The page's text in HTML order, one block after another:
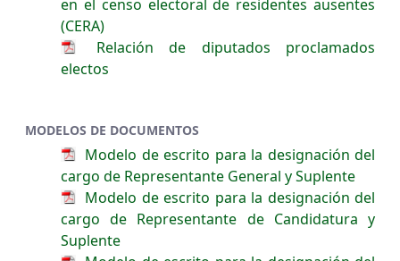
en el censo electoral de residentes ausentes
(CERA)
Relación de diputados proclamados
electos
MODELOS DE DOCUMENTOS
Modelo de escrito para la designación del
cargo de Representante General y Suplente
Modelo de escrito para la designación del
cargo de Representante de Candidatura y
Suplente